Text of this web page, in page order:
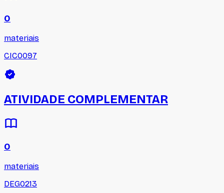
0
materiais
CIC0097
ATIVIDADE COMPLEMENTAR
0
materiais
DEG0213